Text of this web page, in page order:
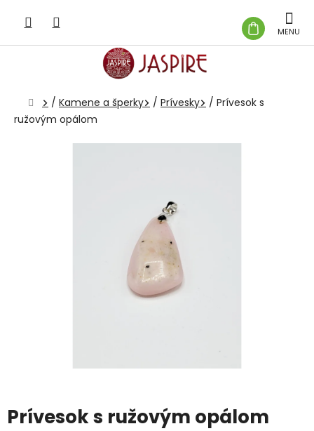
obsah
KOŠÍK
Domov
/ Kamene a šperky / Prívesky / Prívesok s
ružovým opálom
Prívesok s ružovým opálom